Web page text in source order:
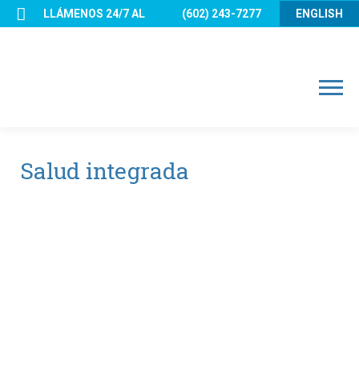
Skip
LLÁMENOS 24/7 AL (602) 243-7277 ENGLISH
Menu
Salud integrada